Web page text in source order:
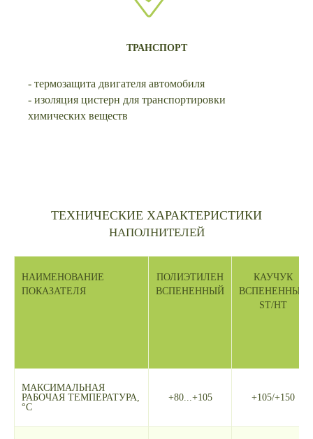
ТРАНСПОРТ
- термозащита двигателя автомобиля
- изоляция цистерн для транспортировки
химических веществ
ТЕХНИЧЕСКИЕ ХАРАКТЕРИСТИКИ
НАПОЛНИТЕЛЕЙ
НАИМЕНОВАНИЕ
ПОКАЗАТЕЛЯ
ПОЛИЭТИЛЕН
ВСПЕНЕННЫЙ
КАУЧУК
ВСПЕНЕННЫЙ
ST/HT
МАКСИМАЛЬНАЯ
РАБОЧАЯ ТЕМПЕРАТУРА,
°С
+80...+105 +105/+150